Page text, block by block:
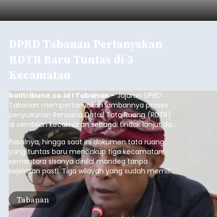
DPRD Tabanan Pertanyakan
RDTR Baru Tuntas di 3
Kecamatan
balitribune.co.id I Tabanan -Jajaran DPRD
Tabanan mempertanyakan lambannya proses
penyusunan Rencana Detail Tata Ruang (RDTR)
di sembilan kecamatan sebagai tindak lanjut dari
pelaksanaan RTRW.
Pasalnya, hingga saat ini dokumen tata ruang
yang tuntas baru mencakup tiga kecamatan,
sementara sisanya dinilai mandeg tanpa
kejelasan pasti. Tiga wilayah yang sudah memiliki
RDTR tersebut meliputi Kecamatan Kediri,
Tabanan, dan Selemadeg Barat.
Tabanan